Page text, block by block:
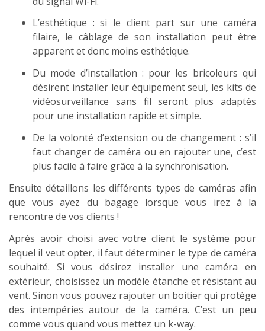
L’esthétique : si le client part sur une caméra
filaire, le câblage de son installation peut être
apparent et donc moins esthétique.
Du mode d’installation : pour les bricoleurs qui
désirent installer leur équipement seul, les kits de
vidéosurveillance sans fil seront plus adaptés
pour une installation rapide et simple.
De la volonté d’extension ou de changement : s’il
faut changer de caméra ou en rajouter une, c’est
plus facile à faire grâce à la synchronisation.
Ensuite détaillons les différents types de caméras afin
que vous ayez du bagage lorsque vous irez à la
rencontre de vos clients !
Après avoir choisi avec votre client le système pour
lequel il veut opter, il faut déterminer le type de caméra
souhaité. Si vous désirez installer une caméra en
extérieur, choisissez un modèle étanche et résistant au
vent. Sinon vous pouvez rajouter un boitier qui protège
des intempéries autour de la caméra. C’est un peu
comme vous quand vous mettez un k-way.